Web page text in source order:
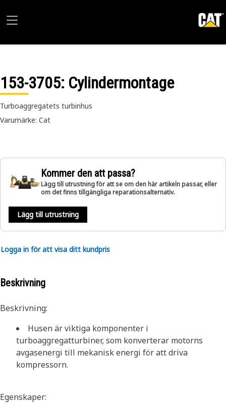
153-3705: Cylindermontage
Turboaggregatets turbinhus
Varumärke: Cat
Kommer den att passa?
Lägg till utrustning för att se om den här artikeln passar, eller
om det finns tillgängliga reparationsalternativ.
Lägg till utrustning
Logga in för att visa ditt kundpris
Beskrivning
Beskrivning:
Husen är viktiga komponenter i
turboaggregatturbiner, som konverterar motorns
avgasenergi till mekanisk energi för att driva
kompressorn.
Egenskaper: